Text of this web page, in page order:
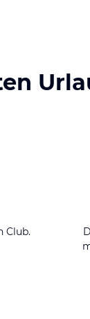
Club.